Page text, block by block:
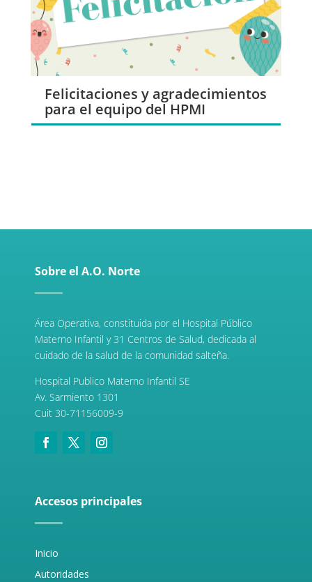
Felicitaciones y agradecimientos
para el equipo del HPMI
Sobre el A.O. Norte
Área Operativa, constituida por el Hospital Público
Materno Infantil y 31 Centros de Salud, dedicada al
cuidado de la salud de la comunidad salteña.
Hospital Publico Materno Infantil SE
Av. Sarmiento 1301
Cuit 30-71156009-9
Accesos principales
Inicio
Autoridades